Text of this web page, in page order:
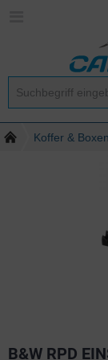
Koffer & Boxen
B&W RPD